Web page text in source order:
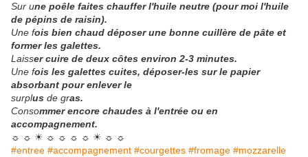
Sur une poêle faites chauffer l'huile neutre (pour moi l'huile
de pépins de raisin).
Une fois bien chaud déposer une bonne cuillère de pâte et
former les galettes.
Laisser cuire de deux côtes environ 2-3 minutes.
Une fois les galettes cuites, déposer-les sur le papier
absorbant pour enlever le
surplus de gras.
Consommer encore chaudes à l'entrée ou en
accompagnement.
☼ ☼ ☀ ☼ ☼ ☼ ☼ ☀ ☼ ☼
#entree #accompagnement #courgettes #fromage #mozzarelle